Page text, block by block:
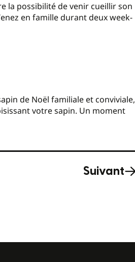
la possibilité de venir cueillir son
en famille durant deux week-
de Noël familiale et conviviale,
votre sapin. Un moment
Suivant